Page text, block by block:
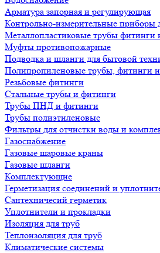
Арматура запорная и регулирующая
Контрольно-измерительные приборы
Металлопластиковые трубы
Муфты противопожарные
Подводка и шланги для бытовой
Полипропиленовые трубы, фитинги
Резьбовые фитинги
Стальные трубы и фитинги
Трубы ПНД и фитинги
Трубы полиэтиленовые
Фильтры для отчистки воды и
Газоснабжение
Газовые шаровые краны
Газовые шланги
Комплектующие
Герметизация соединений и
Сантехничесий герметик
Уплотнители и прокладки
Изоляция для труб
Теплоизоляция для труб
Климатические системы